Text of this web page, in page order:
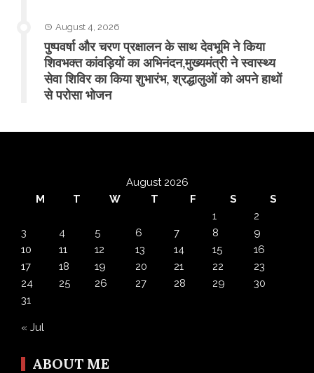
August 4, 2026
पुष्पवर्षा और चरण प्रक्षालन के साथ देवभूमि ने किया
शिवभक्त कांवड़ियों का अभिनंदन,मुख्यमंत्री ने स्वास्थ्य
सेवा शिविर का किया शुभारंभ, श्रद्धालुओं को अपने हाथों
से परोसा भोजन
August 2026
M
T W T F S
S
1
2
3
4 5 6 7 8
9
10
11 12 13 14 15
16
17
18 19 20 21 22
23
24
25 26 27 28 29
30
31
« Jul
ABOUT ME